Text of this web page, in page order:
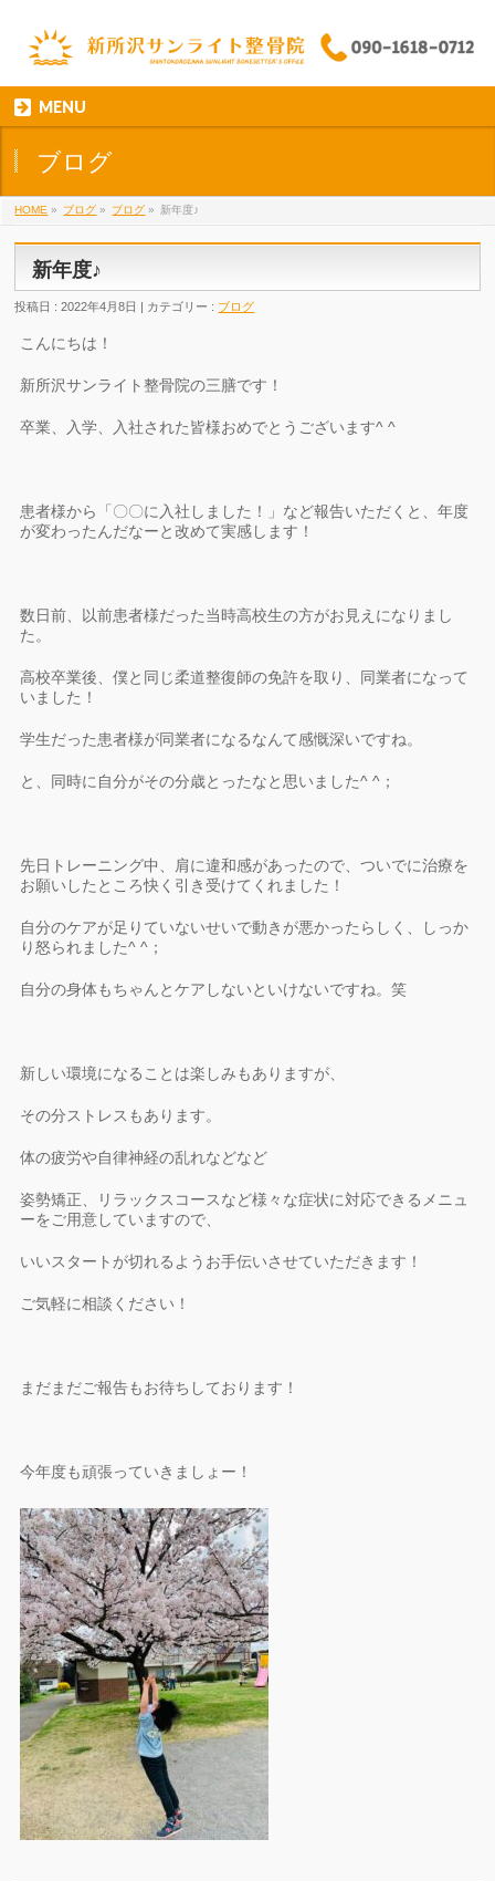
MENU
ブログ
HOME » ブログ » ブログ » 新年度♪
新年度♪
投稿日 : 2022年4月8日 | カテゴリー : ブログ
こんにちは！
新所沢サンライト整骨院の三膳です！
卒業、入学、入社された皆様おめでとうございます^ ^
患者様から「〇〇に入社しました！」など報告いただくと、年度
が変わったんだなーと改めて実感します！
数日前、以前患者様だった当時高校生の方がお見えになりまし
た。
高校卒業後、僕と同じ柔道整復師の免許を取り、同業者になって
いました！
学生だった患者様が同業者になるなんて感慨深いですね。
と、同時に自分がその分歳とったなと思いました^ ^ ；
先日トレーニング中、肩に違和感があったので、ついでに治療を
お願いしたところ快く引き受けてくれました！
自分のケアが足りていないせいで動きが悪かったらしく、しっか
り怒られました^ ^ ；
自分の身体もちゃんとケアしないといけないですね。笑
新しい環境になることは楽しみもありますが、
その分ストレスもあります。
体の疲労や自律神経の乱れなどなど
姿勢矯正、リラックスコースなど様々な症状に対応できるメニュ
ーをご用意していますので、
いいスタートが切れるようお手伝いさせていただきます！
ご気軽に相談ください！
まだまだご報告もお待ちしております！
今年度も頑張っていきましょー！